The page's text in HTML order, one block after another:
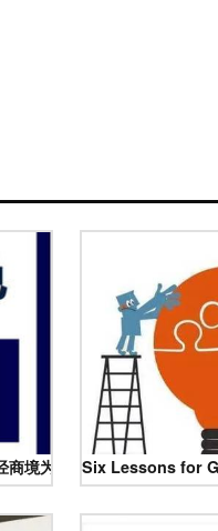
and Translation
商境为您升级竞争力
Six Lessons for